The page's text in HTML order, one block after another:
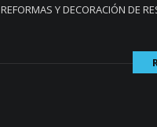
Y DECORACIÓN DE